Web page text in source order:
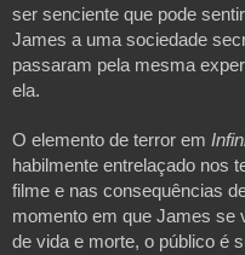
ser senciente que pode
James a uma sociedade
passaram pela mesma
ela.
O elemento de terror em
habilmente entrelaçado nos
filme e nas consequências
momento em que James se
de vida e morte, o público é